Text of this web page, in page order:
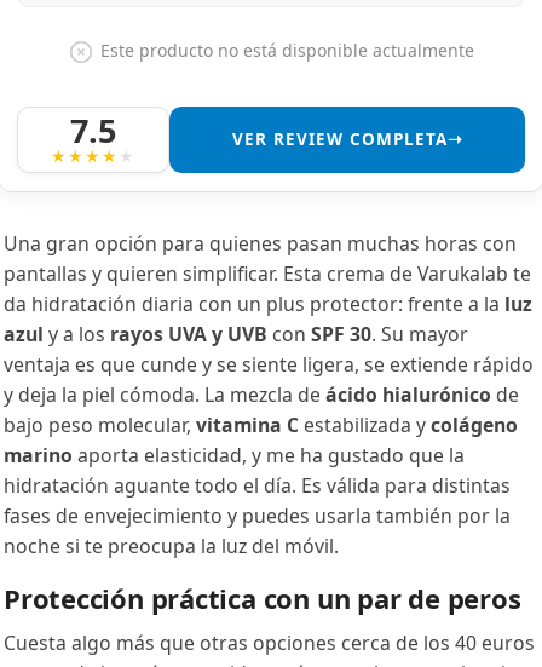
Este producto no está disponible actualmente
7.5 VER REVIEW COMPLETA➝
Una gran opción para quienes pasan muchas horas con
pantallas y quieren simplificar. Esta crema de Varukalab te
da hidratación diaria con un plus protector: frente a la luz
azul y a los rayos UVA y UVB con SPF 30. Su mayor
ventaja es que cunde y se siente ligera, se extiende rápido
y deja la piel cómoda. La mezcla de ácido hialurónico de
bajo peso molecular, vitamina C estabilizada ycolágeno
marino aporta elasticidad, y me ha gustado que la
hidratación aguante todo el día. Es válida para distintas
fases de envejecimiento y puedes usarla también por la
noche si te preocupa la luz del móvil.
Protección práctica con un par de peros
Cuesta algo más que otras opciones cerca de los 40 euros